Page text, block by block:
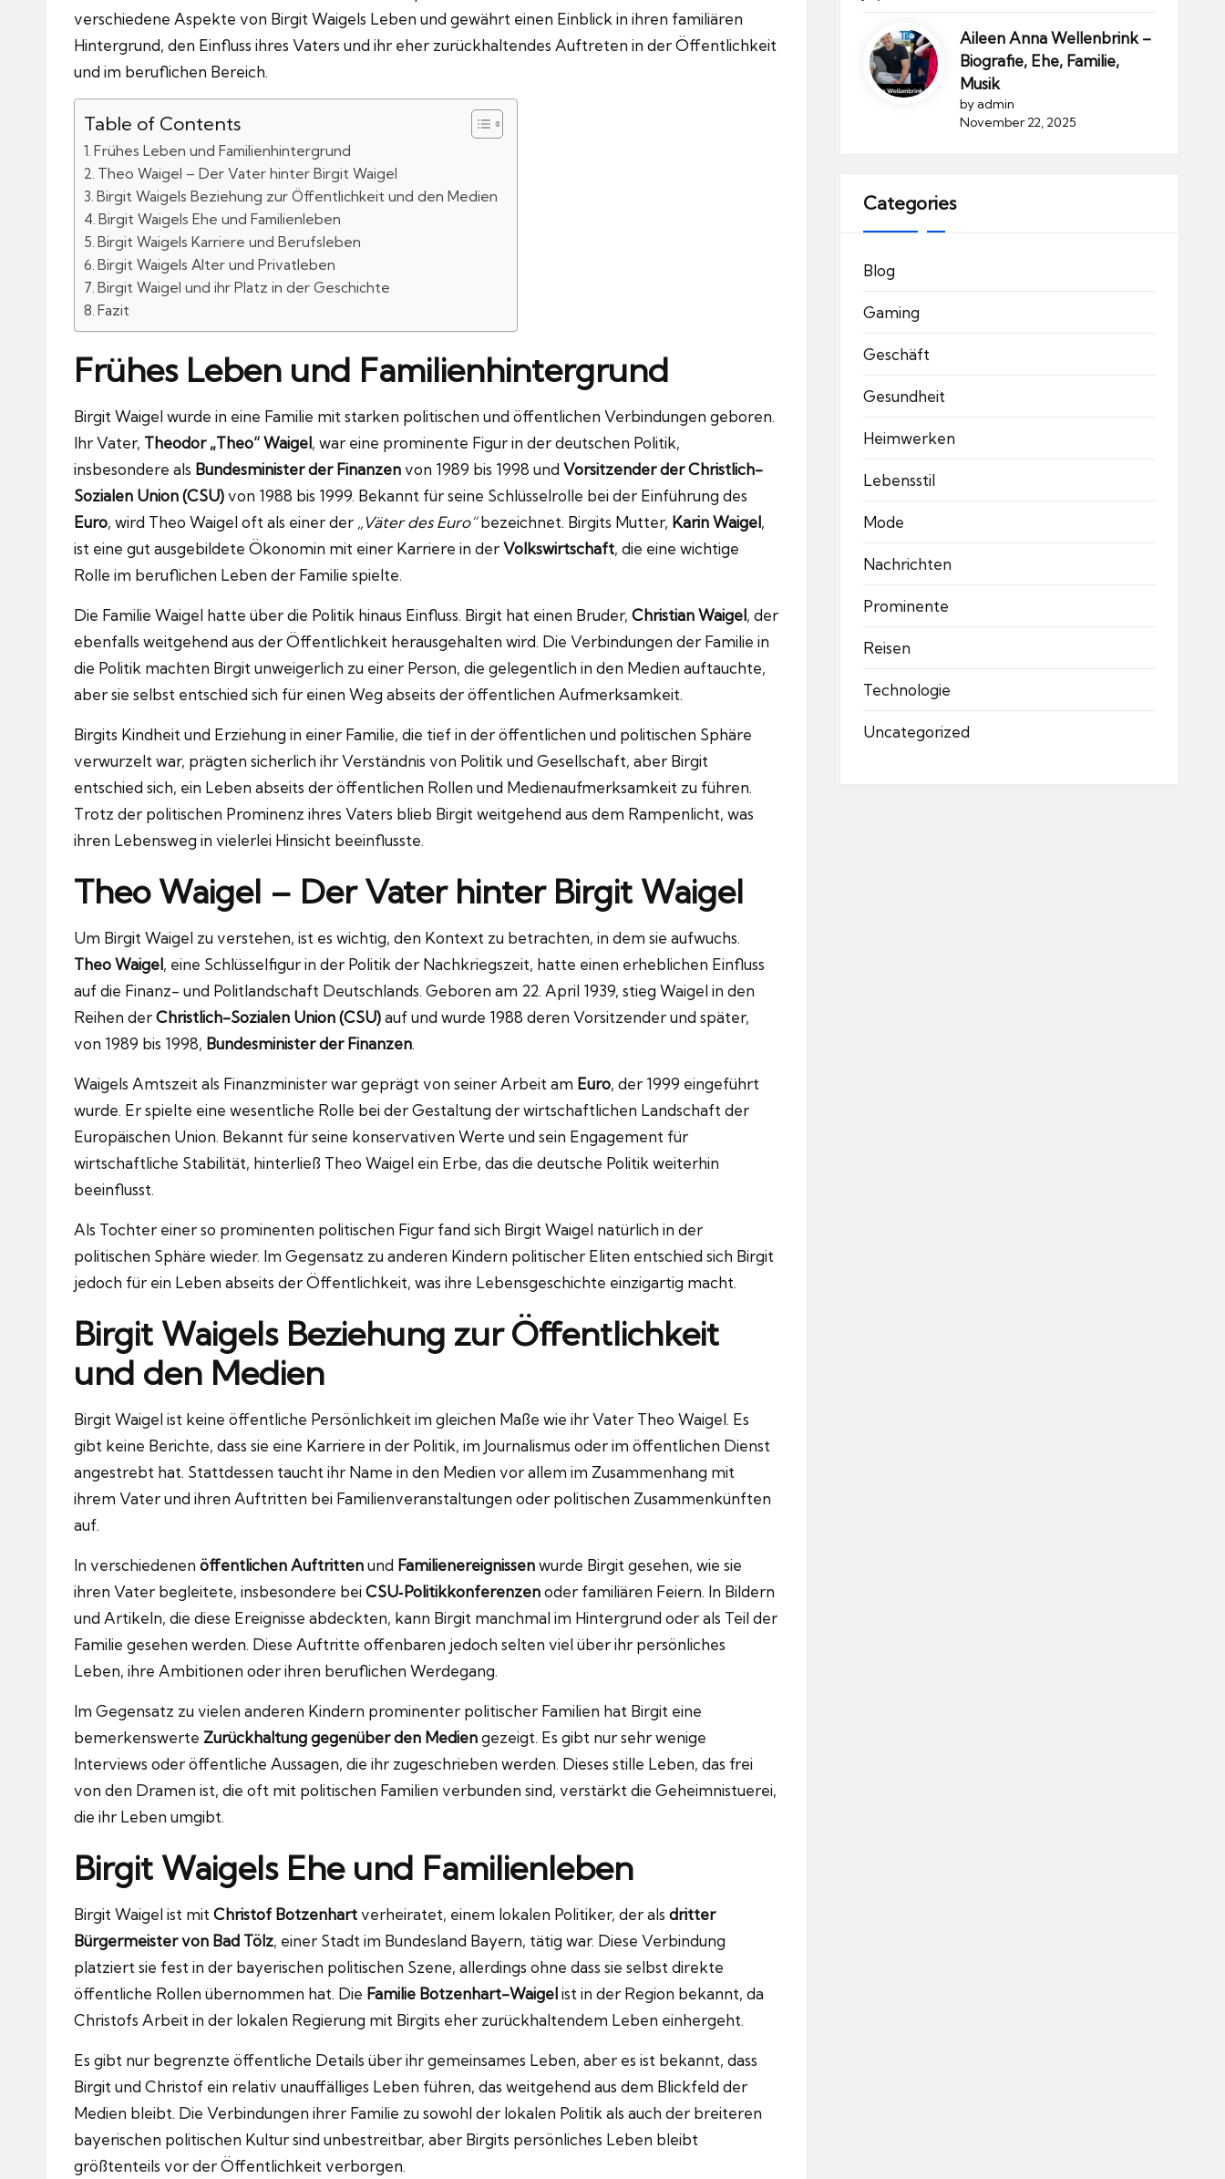
verschiedene Aspekte von Birgit Waigels Leben und gewährt einen Einblick in ihren familiären
Hintergrund, den Einfluss ihres Vaters und ihr eher zurückhaltendes Auftreten in der Öffentlichkeit
und im beruflichen Bereich.
Table of Contents
Frühes Leben und Familienhintergrund
Theo Waigel – Der Vater hinter Birgit Waigel
Birgit Waigels Beziehung zur Öffentlichkeit und den Medien
Birgit Waigels Ehe und Familienleben
Birgit Waigels Karriere und Berufsleben
Birgit Waigels Alter und Privatleben
Birgit Waigel und ihr Platz in der Geschichte
Fazit
Frühes Leben und Familienhintergrund
Birgit Waigel wurde in eine Familie mit starken politischen und öffentlichen Verbindungen geboren.
Ihr Vater, Theodor „Theo“ Waigel, war eine prominente Figur in der deutschen Politik,
insbesondere als Bundesminister der Finanzenvon 1989 bis 1998 und Vorsitzender der Christlich-
Sozialen Union (CSU)von 1988 bis 1999. Bekannt für seine Schlüsselrolle bei der Einführung des
Euro, wird Theo Waigel oft als einer der „Väter des Euro“bezeichnet. Birgits Mutter, Karin Waigel,
ist eine gut ausgebildete Ökonomin mit einer Karriere in derVolkswirtschaft, die eine wichtige
Rolle im beruflichen Leben der Familie spielte.
Die Familie Waigel hatte über die Politik hinaus Einfluss. Birgit hat einen Bruder, Christian Waigel, der
ebenfalls weitgehend aus der Öffentlichkeit herausgehalten wird. Die Verbindungen der Familie in
die Politik machten Birgit unweigerlich zu einer Person, die gelegentlich in den Medien auftauchte,
aber sie selbst entschied sich für einen Weg abseits der öffentlichen Aufmerksamkeit.
Birgits Kindheit und Erziehung in einer Familie, die tief in der öffentlichen und politischen Sphäre
verwurzelt war, prägten sicherlich ihr Verständnis von Politik und Gesellschaft, aber Birgit
entschied sich, ein Leben abseits der öffentlichen Rollen und Medienaufmerksamkeit zu führen.
Trotz der politischen Prominenz ihres Vaters blieb Birgit weitgehend aus dem Rampenlicht, was
ihren Lebensweg in vielerlei Hinsicht beeinflusste.
Theo Waigel – Der Vater hinter Birgit Waigel
Um Birgit Waigel zu verstehen, ist es wichtig, den Kontext zu betrachten, in dem sie aufwuchs.
Theo Waigel, eine Schlüsselfigur in der Politik der Nachkriegszeit, hatte einen erheblichen Einfluss
auf die Finanz- und Politlandschaft Deutschlands. Geboren am 22. April 1939, stieg Waigel in den
Reihen derChristlich-Sozialen Union (CSU)auf und wurde 1988 deren Vorsitzender und später,
von 1989 bis 1998, Bundesminister der Finanzen.
Waigels Amtszeit als Finanzminister war geprägt von seiner Arbeit am Euro, der 1999 eingeführt
wurde. Er spielte eine wesentliche Rolle bei der Gestaltung der wirtschaftlichen Landschaft der
Europäischen Union. Bekannt für seine konservativen Werte und sein Engagement für
wirtschaftliche Stabilität, hinterließ Theo Waigel ein Erbe, das die deutsche Politik weiterhin
beeinflusst.
Als Tochter einer so prominenten politischen Figur fand sich Birgit Waigel natürlich in der
politischen Sphäre wieder. Im Gegensatz zu anderen Kindern politischer Eliten entschied sich Birgit
jedoch für ein Leben abseits der Öffentlichkeit, was ihre Lebensgeschichte einzigartig macht.
Birgit Waigels Beziehung zur Öffentlichkeit
und den Medien
Birgit Waigel ist keine öffentliche Persönlichkeit im gleichen Maße wie ihr Vater Theo Waigel. Es
gibt keine Berichte, dass sie eine Karriere in der Politik, im Journalismus oder im öffentlichen Dienst
angestrebt hat. Stattdessen taucht ihr Name in den Medien vor allem im Zusammenhang mit
ihrem Vater und ihren Auftritten bei Familienveranstaltungen oder politischen Zusammenkünften
auf.
In verschiedenen öffentlichen Auftrittenund Familienereignissenwurde Birgit gesehen, wie sie
ihren Vater begleitete, insbesondere beiCSU‑Politikkonferenzenoder familiären Feiern. In Bildern
und Artikeln, die diese Ereignisse abdeckten, kann Birgit manchmal im Hintergrund oder als Teil der
Familie gesehen werden. Diese Auftritte offenbaren jedoch selten viel über ihr persönliches
Leben, ihre Ambitionen oder ihren beruflichen Werdegang.
Im Gegensatz zu vielen anderen Kindern prominenter politischer Familien hat Birgit eine
bemerkenswerte Zurückhaltung gegenüber den Mediengezeigt. Es gibt nur sehr wenige
Interviews oder öffentliche Aussagen, die ihr zugeschrieben werden. Dieses stille Leben, das frei
von den Dramen ist, die oft mit politischen Familien verbunden sind, verstärkt die Geheimnistuerei,
die ihr Leben umgibt.
Birgit Waigels Ehe und Familienleben
Birgit Waigel ist mit Christof Botzenhartverheiratet, einem lokalen Politiker, der als dritter
Bürgermeister von Bad Tölz, einer Stadt im Bundesland Bayern, tätig war. Diese Verbindung
platziert sie fest in der bayerischen politischen Szene, allerdings ohne dass sie selbst direkte
öffentliche Rollen übernommen hat. Die Familie Botzenhart-Waigelist in der Region bekannt, da
Christofs Arbeit in der lokalen Regierung mit Birgits eher zurückhaltendem Leben einhergeht.
Es gibt nur begrenzte öffentliche Details über ihr gemeinsames Leben, aber es ist bekannt, dass
Birgit und Christof ein relativ unauffälliges Leben führen, das weitgehend aus dem Blickfeld der
Medien bleibt. Die Verbindungen ihrer Familie zu sowohl der lokalen Politik als auch der breiteren
bayerischen politischen Kultur sind unbestreitbar, aber Birgits persönliches Leben bleibt
größtenteils vor der Öffentlichkeit verborgen.
Aileen Anna Wellenbrink –
Biografie, Ehe, Familie,
Musik
by admin
November 22, 2025
Categories
Blog
Gaming
Geschäft
Gesundheit
Heimwerken
Lebensstil
Mode
Nachrichten
Prominente
Reisen
Technologie
Uncategorized